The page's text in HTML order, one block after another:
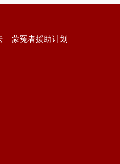
蒙冤者援助计划